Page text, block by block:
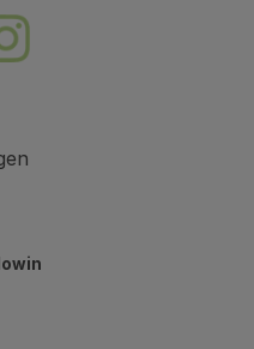
Link zu https://
Link zu https://
Externer Link zu